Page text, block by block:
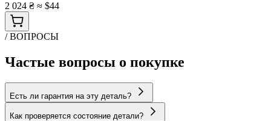
2 024 ₴ ≈ $44
/ ВОПРОСЫ
Частые вопросы о покупке
Есть ли гарантия на эту деталь?
Как проверяется состояние детали?